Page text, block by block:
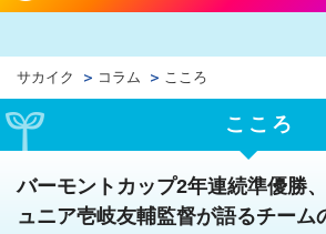
サカイク コラム こころ
こころ
バーモントカップ2年連続準優勝
ュニア壱岐友輔監督が語るチーム